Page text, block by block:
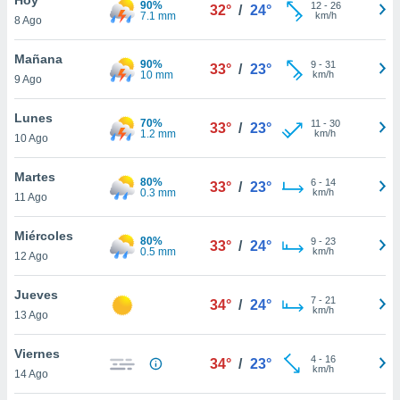
en
más
nuestra
de
cookies
aceptar
8 Ago
90%
7.1 mm
32° / 24° 12- 26
km/h
Mañana
9 Ago
90%
10 mm
33° / 23° 9- 31
km/h
Lunes
10 Ago
70%
1.2 mm
33° / 23° 11 - 30
km/h
Martes
11 Ago
80%
0.3 mm
33° / 23° 6- 14
km/h
Miércoles
12 Ago
80%
0.5 mm
33° / 24° 9- 23
km/h
Jueves
13 Ago
34° / 24° 7- 21
km/h
Viernes
14 Ago
34° / 23° 4- 16
km/h